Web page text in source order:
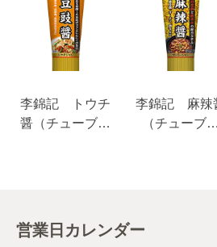
李錦記 トウチ
醤（チューブ入
李錦記 麻辣
（チューブ入
営業日カレンダー